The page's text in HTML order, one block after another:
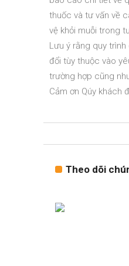
thuốc và tư vấn về
vệ khỏi muỗi trong
Lưu ý rằng quy
đổi tùy thuộc vào
trường hợp cũng
Cảm ơn Qúy khách
Theo dõi